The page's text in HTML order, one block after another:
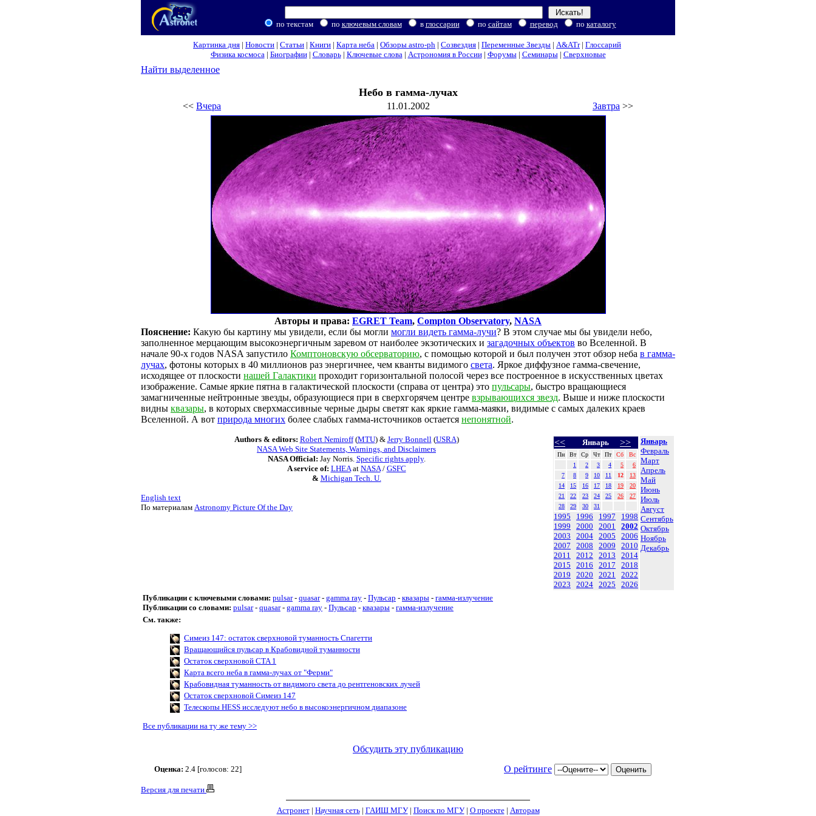
по текстам по ключевым словам в глоссарии по сайтам перевод по каталогу
Картинка дня | Новости | Статьи | Книги | Карта неба | Обзоры astro-ph | Созвездия | Переменные Звезды | A&ATr| Глоссарий
Физика космоса| Биографии| Словарь| Ключевые слова| Астрономия в России| Форумы| Семинары| Сверхновые
Найти выделенное
Небо в гамма-лучах
<< Вчера 11.01.2002 Завтра >>
Авторы и права: EGRET Team, Compton Observatory, NASA
Пояснение: Какую бы картину мы увидели, если бы могли могли видеть гамма-лучи? В этом случае мы бы увидели небо,
заполненное мерцающим высокоэнергичным заревом от наиболее экзотических и загадочных объектов во Вселенной. В
начале 90-х годов NASA запустило Комптоновскую обсерваторию, с помощью которой и был получен этот обзор неба в гамма-
лучах, фотоны которых в 40 миллионов раз энергичнее, чем кванты видимого света. Яркое диффузное гамма-свечение,
исходящее от плоскости нашей Галактики проходит горизонтальной полосой через все построенное в искусственных цветах
изображение. Самые яркие пятна в галактической плоскости (справа от центра) это пульсары, быстро вращающиеся
замагниченные нейтронные звезды, образующиеся при в сверхгорячем центре взрывающихся звезд. Выше и ниже плоскости
видны квазары, в которых сверхмассивные черные дыры светят как яркие гамма-маяки, видимые с самых далеких краев
Вселенной. А вот природа многих более слабых гамма-источников остается непонятной.
<< Январь >>
Пн Вт Ср Чт Пт Сб
Вс
1
2 3 4 5
6
7
8 9 10 11 12
13
14
15 16 17 18 19
20
21
22 23 24 25 26
27
28
29 30 31
1995 1996 1997
1998
1999
2000 2001
2002
2003
2004 2005
2006
2007
2008 2009
2010
2011
2012 2013
2014
2015
2016 2017
2018
2019
2020 2021
2022
2023
2024 2025 2026
Январь
Февраль
Март
Апрель
Май
Июнь
Июль
Август
Сентябрь
Октябрь
Ноябрь
Декабрь
Authors & editors: Robert Nemiroff(MTU) & Jerry Bonnell(USRA)
NASA Web Site Statements, Warnings, and Disclaimers
NASA Official: Jay Norris. Specific rights apply.
A service of: LHEAat NASA/ GSFC
& Michigan Tech. U.
English text
По материалам Astronomy Picture Of the Day
Публикации с ключевыми словами: pulsar- quasar- gamma ray - Пульсар - квазары - гамма-излучение
Публикации со словами: pulsar- quasar- gamma ray - Пульсар - квазары - гамма-излучение
См. также:
Симеиз 147: остаток сверхновой туманность Спагетти
Вращающийся пульсар в Крабовидной туманности
Остаток сверхновой CTA 1
Карта всего неба в гамма-лучах от "Ферми"
Крабовидная туманность от видимого света до рентгеновских лучей
Остаток сверхновой Симеиз 147
Телескопы HESS исследуют небо в высокоэнергичном диапазоне
Все публикации на ту же тему >>
Обсудить эту публикацию
Оценка: 2.4 [голосов: 22] О рейтинге
Версия для печати
Астронет| Научная сеть| ГАИШ МГУ| Поиск по МГУ| О проекте| Авторам